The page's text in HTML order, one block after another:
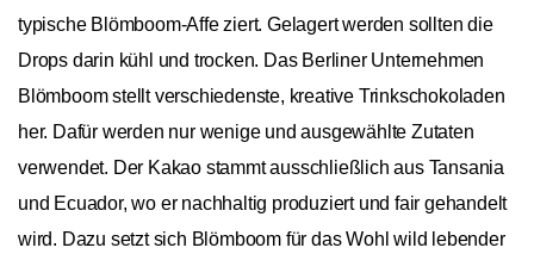
typische Blömboom-Affe ziert. Gelagert werden sollten die
Drops darin kühl und trocken. Das Berliner Unternehmen
Blömboom stellt verschiedenste, kreative Trinkschokoladen
her. Dafür werden nur wenige und ausgewählte Zutaten
verwendet. Der Kakao stammt ausschließlich aus Tansania
und Ecuador, wo er nachhaltig produziert und fair gehandelt
wird. Dazu setzt sich Blömboom für das Wohl wild lebender